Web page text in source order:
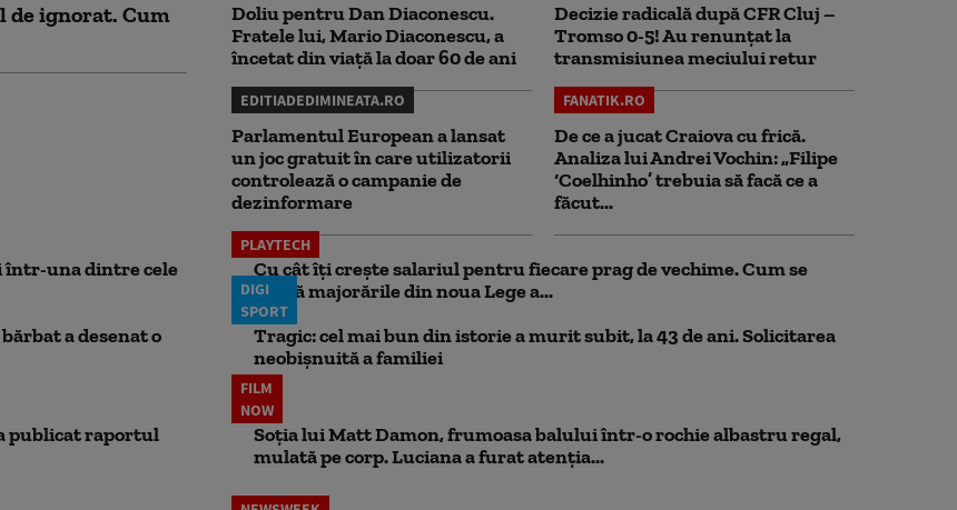
de ignorat. Cum
Doliu pentru Dan Diaconescu.
Fratele lui, Mario Diaconescu, a
încetat din viață la doar 60 de ani
Decizie radicală după CFR Cluj –
Tromso 0-5! Au renunțat la
transmisiunea meciului retur
EDITIADEDIMINEATA.RO
Parlamentul European a lansat
un joc gratuit în care utilizatorii
controlează o campanie de
dezinformare
FANATIK.RO
De ce a jucat Craiova cu frică.
Analiza lui Andrei Vochin: „Filipe
‘Coelhinho’ trebuia să facă ce a
făcut...
într-una dintre cele
PLAYTECH
Cu cât îți crește salariul pentru fiecare prag de vechime. Cum se
aplică majorările din noua Lege a...
a desenat o
DIGI
SPORT
Tragic: cel mai bun din istorie a murit subit, la 43 de ani. Solicitarea
neobișnuită a familiei
publicat raportul
FILM
NOW
Soția lui Matt Damon, frumoasa balului într-o rochie albastru regal,
mulată pe corp. Luciana a furat atenția...